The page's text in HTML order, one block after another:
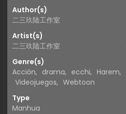
Author(s)
二三玖陆工作室
Artist(s)
二三玖陆工作室
Genre(s)
Acción, drama, ecchi, Harem,
Videojuegos, Webtoon
Type
Manhua